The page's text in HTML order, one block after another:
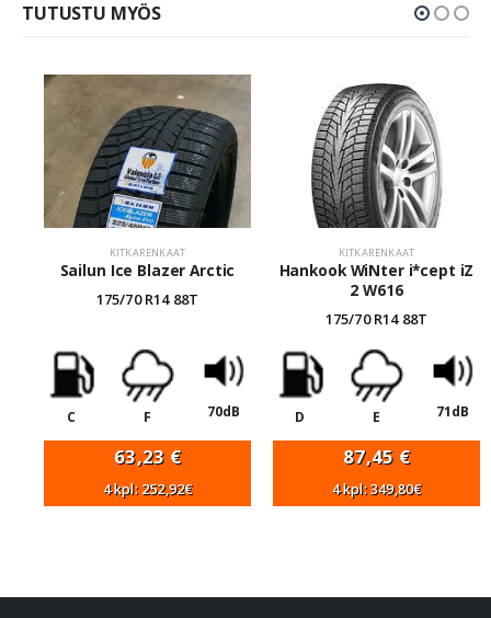
TUTUSTU MYÖS
KITKARENKAAT
Sailun Ice Blazer Arctic
175/70 R14 88T
C F 70dB
63,23 €
4 kpl: 252,92€
KITKARENKAAT
Hankook WiNter i*cept iZ
2 W616
175/70 R14 88T
D E 71dB
87,45 €
4 kpl: 349,80€